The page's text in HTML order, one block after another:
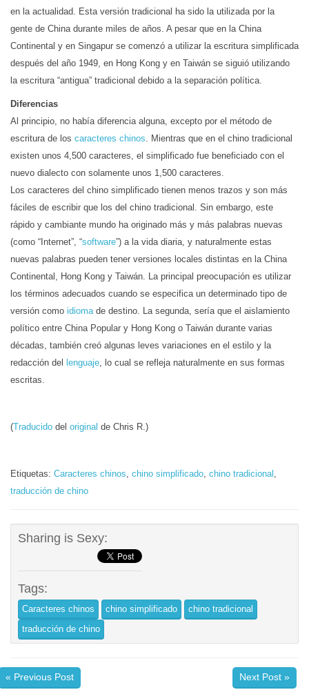
en la actualidad. Esta versión tradicional ha sido la utilizada por la
gente de China durante miles de años. A pesar que en la China
Continental y en Singapur se comenzó a utilizar la escritura simplificada
después del año 1949, en Hong Kong y en Taiwán se siguió utilizando
la escritura “antigua” tradicional debido a la separación política.
Diferencias
Al principio, no había diferencia alguna, excepto por el método de
escritura de los caracteres chinos. Mientras que en el chino tradicional
existen unos 4,500 caracteres, el simplificado fue beneficiado con el
nuevo dialecto con solamente unos 1,500 caracteres.
Los caracteres del chino simplificado tienen menos trazos y son más
fáciles de escribir que los del chino tradicional. Sin embargo, este
rápido y cambiante mundo ha originado más y más palabras nuevas
(como “Internet”, “software”) a la vida diaria, y naturalmente estas
nuevas palabras pueden tener versiones locales distintas en la China
Continental, Hong Kong y Taiwán. La principal preocupación es utilizar
los términos adecuados cuando se especifica un determinado tipo de
versión como idiomade destino. La segunda, sería que el aislamiento
político entre China Popular y Hong Kong o Taiwán durante varias
décadas, también creó algunas leves variaciones en el estilo y la
redacción del
lenguaje, lo cual se refleja naturalmente en sus formas
escritas.
(Traducido del original de Chris R.)
Etiquetas: Caracteres chinos, chino simplificado, chino tradicional ,
traducción de chino
Sharing is Sexy:
Tags:
Caracteres chinos chino simplificado
chino tradicional
traducción de chino
« Previous Post Next Post »